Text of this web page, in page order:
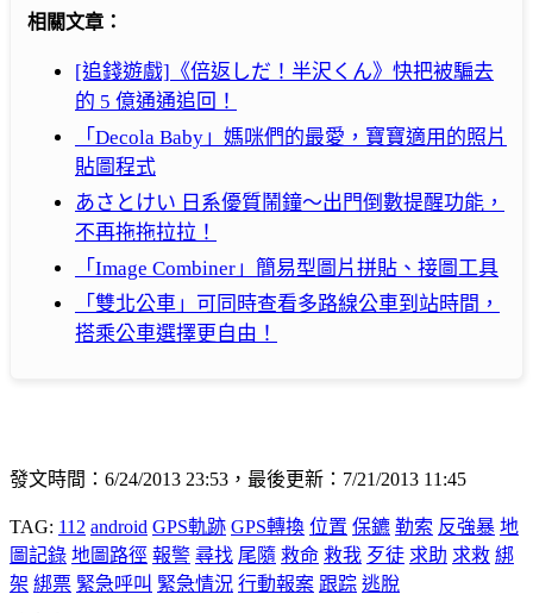
相關文章：
[追錢遊戲]《倍返しだ！半沢くん》快把被騙去
的 5 億通通追回！
「Decola Baby」媽咪們的最愛，寶寶適用的照片
貼圖程式
あさとけい 日系優質鬧鐘～出門倒數提醒功能，
不再拖拖拉拉！
「Image Combiner」簡易型圖片拼貼、接圖工具
「雙北公車」可同時查看多路線公車到站時間，
搭乘公車選擇更自由！
發文時間：6/24/2013 23:53，最後更新：7/21/2013 11:45
TAG: 112 android GPS軌跡 GPS轉換 位置 保鑣 勒索 反強暴 地
圖記錄 地圖路徑 報警 尋找 尾隨 救命 救我 歹徒 求助 求救 綁
架 綁票 緊急呼叫 緊急情況 行動報案 跟踪 逃脫